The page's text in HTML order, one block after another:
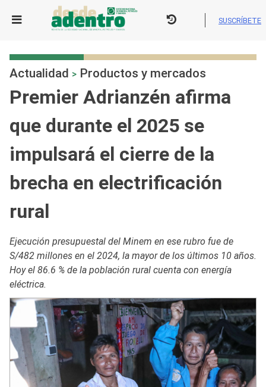
SUSCRÍBETE
Actualidad > Productos y mercados
Premier Adrianzén afirma
que durante el 2025 se
impulsará el cierre de la
brecha en electrificación
rural
Ejecución presupuestal del Minem en ese rubro fue de
S/482 millones en el 2024, la mayor de los últimos 10 años.
Hoy el 86.6 % de la población rural cuenta con energía
eléctrica.